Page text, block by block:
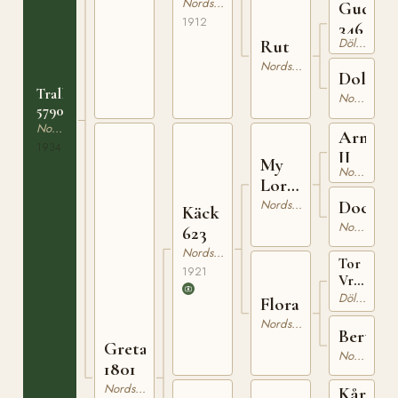
Tralla
5790
Nordsvensk Brukshäst
Greta
1801
Nordsvensk Brukshäst
1912
Käck
623
Nordsvensk Brukshäst
1921
Rut
Nordsvensk Brukshäst
My
Lord
522 Nordsvensk Brukshäst
Flora
Nordsvensk Brukshäst
346
Dölehäst
Dolly
Nordsvensk Brukshäst
Arne
II
Nordsvensk Brukshäst
Docka
Nordsvensk Brukshäst
Tor
Vrml.
h.r.
166
Dölehäst
Berta
Nordsvensk Brukshäst